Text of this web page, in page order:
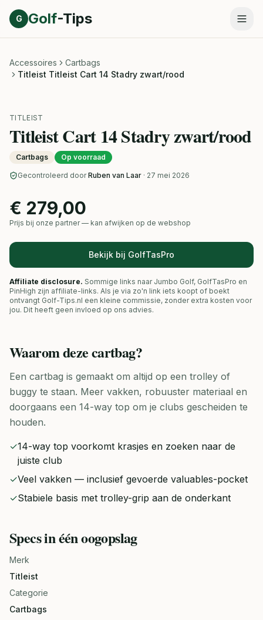
Direct naar inhoud
G Golf-Tips
Accessoires
Cartbags
Titleist Titleist Cart 14 Stadry zwart/rood
TITLEIST
Titleist Cart 14 Stadry zwart/rood
Cartbags Op voorraad
Gecontroleerd door Ruben van Laar · 27 mei 2026
€ 279,00
Prijs bij onze partner — kan afwijken op de webshop
Bekijk bij GolfTasPro
Affiliate disclosure. Sommige links naar Jumbo Golf, GolfTasPro en
PinHigh zijn affiliate-links. Als je via zo'n link iets koopt of boekt
ontvangt Golf-Tips.nl een kleine commissie, zonder extra kosten voor
jou. Dit heeft geen invloed op ons advies.
Waarom dezecartbag?
Een cartbag is gemaakt om altijd op een trolley of
buggy te staan. Meer vakken, robuuster materiaal en
doorgaans een 14-way top om je clubs gescheiden te
houden.
✓14-way top voorkomt krasjes en zoeken naar de
juiste club
✓Veel vakken — inclusief gevoerde valuables-pocket
✓Stabiele basis met trolley-grip aan de onderkant
Specs in één oogopslag
Merk
Titleist
Categorie
Cartbags